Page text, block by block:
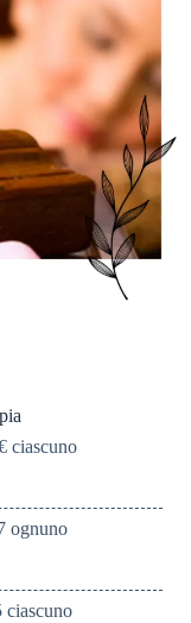
ciascuno
ognuno